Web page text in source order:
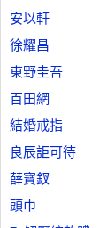
安以軒
徐耀昌
東野圭吾
百田網
結婚戒指
良辰詎可待
薛寶釵
頭巾